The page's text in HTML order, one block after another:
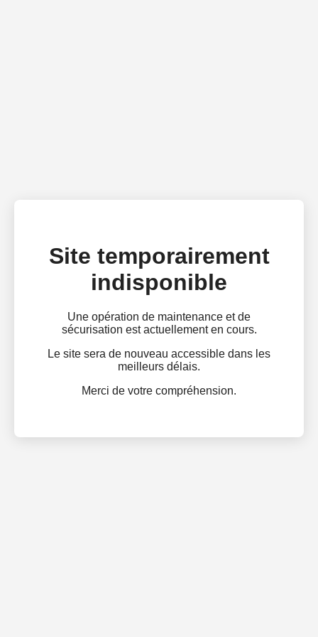
Site temporairement
indisponible
Une opération de maintenance et de
sécurisation est actuellement en cours.
Le site sera de nouveau accessible dans les
meilleurs délais.
Merci de votre compréhension.